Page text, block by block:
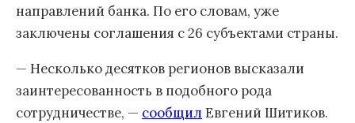
направлений банка. По его словам, уже
заключены соглашения с 26 субъектами страны.
— Несколько десятков регионов высказали
заинтересованность в подобного рода
сотрудничестве, — сообщил Евгений Шитиков.